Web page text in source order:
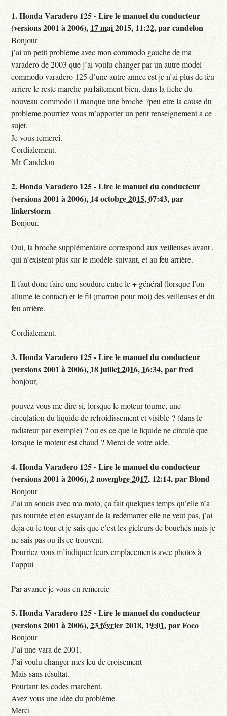
1.Honda Varadero 125 - Lire le manuel du conducteur
(versions 2001 à 2006), 17 mai 2015, 11:22,parcandelon
Bonjour
j’ai un petit probleme avec mon commodo gauche de ma
varadero de 2003 que j’ai voulu changer par un autre model
commodo varadero 125 d’une autre annee est je n’ai plus de feu
arriere le reste marche parfaitement bien, dans la fiche du
nouveau commodo il manque une broche ?peu etre la cause du
probleme.pourriez vous m’apporter un petit renseignement a ce
sujet.
Je vous remerci.
Cordialement.
Mr Candelon
2.Honda Varadero 125 - Lire le manuel du conducteur
(versions 2001 à 2006), 14 octobre 2015, 07:43,par
linkerstorm
Bonjour.
Oui, la broche supplémentaire correspond aux veilleuses avant ,
qui n’existent plus sur le modèle suivant, et au feu arrière.
Il faut donc faire une soudure entre le + général (lorsque l’on
allume le contact) et le fil (marron pour moi) des veilleuses et du
feu arrière.
Cordialement.
3.Honda Varadero 125 - Lire le manuel du conducteur
(versions 2001 à 2006), 18 juillet 2016, 16:34,parfred
bonjour,
pouvez vous me dire si, lorsque le moteur tourne, une
circulation du liquide de refroidissement et visible ? (dans le
radiateur par exemple) ? ou es ce que le liquide ne circule que
lorsque le moteur est chaud ? Merci de votre aide.
4.Honda Varadero 125 - Lire le manuel du conducteur
(versions 2001 à 2006),2 novembre 2017, 12:14,parBlond
Bonjour
J’ai un soucis avec ma moto, ça fait quelques temps qu’elle n’a
pas tournée et en essayant de la redémarrer elle ne veut pas, j’ai
deja eu le tour et je sais que c’est les gicleurs de bouchés mais je
ne sais pas ou ils ce trouvent.
Pourriez vous m’indiquer leurs emplacements avec photos à
l’appui
Par avance je vous en remercie
5.Honda Varadero 125 - Lire le manuel du conducteur
(versions 2001 à 2006),23 février 2018, 19:01,parFoco
Bonjour
J’ai une vara de 2001.
J’ai voulu changer mes feu de croisement
Mais sans résultat.
Pourtant les codes marchent.
Avez vous une idée du problème
Merci